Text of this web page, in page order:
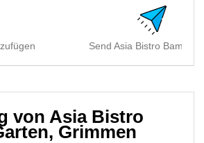
Send Asia Bistro Bambus
von Asia Bistro
Grimmen